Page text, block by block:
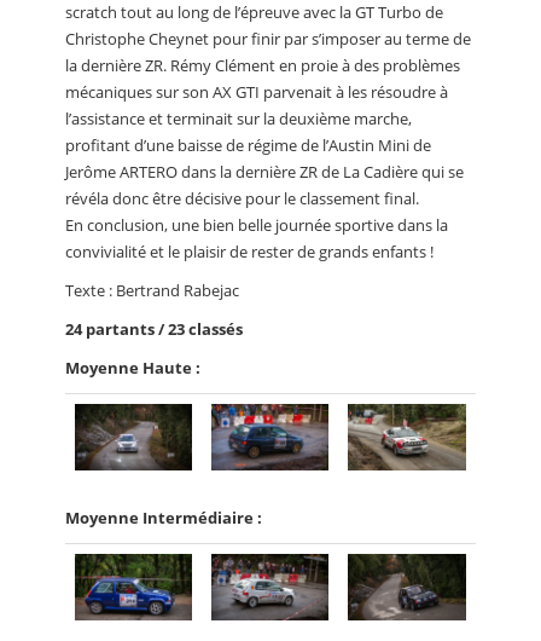
scratch tout au long de l’épreuve avec la GT Turbo de
Christophe Cheynet pour finir par s’imposer au terme de
la dernière ZR. Rémy Clément en proie à des problèmes
mécaniques sur son AX GTI parvenait à les résoudre à
l’assistance et terminait sur la deuxième marche,
profitant d’une baisse de régime de l’Austin Mini de
Jerôme ARTERO dans la dernière ZR de La Cadière qui se
révéla donc être décisive pour le classement final.
En conclusion, une bien belle journée sportive dans la
convivialité et le plaisir de rester de grands enfants !
Texte : Bertrand Rabejac
24 partants / 23 classés
Moyenne Haute :
Moyenne Intermédiaire :